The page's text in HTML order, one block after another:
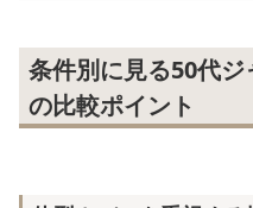
条件別に見る50代
の比較ポイント